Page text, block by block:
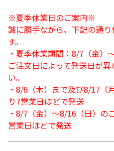
※夏季休業日のご案内※
誠に勝手ながら、下記の通
す。
・夏季休業期間：8/7（金）
ご注文日によって発送日が
い。
・8/6（木）まで及び8/17（
り7営業日ほどで発送
・8/7（金）～8/16（日）の
営業日ほどで発送